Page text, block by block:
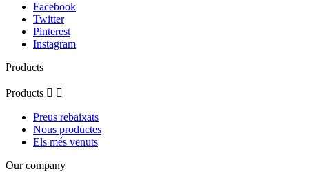
Facebook
Twitter
Pinterest
Instagram
Products
Products  
Preus rebaixats
Nous productes
Els més venuts
Our company